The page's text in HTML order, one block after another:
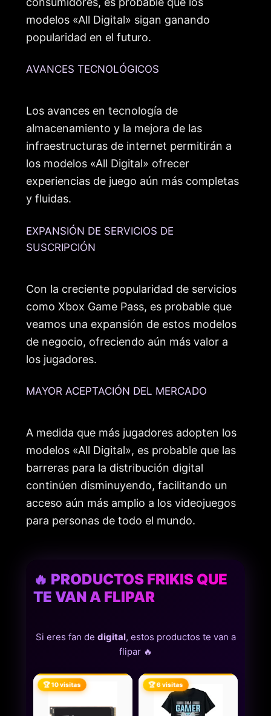
modelos «All Digital» sigan ganando
popularidad en el futuro.
AVANCES TECNOLÓGICOS
Los avances en tecnología de
almacenamiento y la mejora de las
infraestructuras de internet permitirán a
los modelos «All Digital» ofrecer
experiencias de juego aún más completas
y fluidas.
EXPANSIÓN DE SERVICIOS DE
SUSCRIPCIÓN
Con la creciente popularidad de servicios
como Xbox Game Pass, es probable que
veamos una expansión de estos modelos
de negocio, ofreciendo aún más valor a
los jugadores.
MAYOR ACEPTACIÓN DEL MERCADO
A medida que más jugadores adopten los
modelos «All Digital», es probable que las
barreras para la distribución digital
continúen disminuyendo, facilitando un
acceso aún más amplio a los videojuegos
para personas de todo el mundo.
🔥 PRODUCTOS FRIKIS QUE
TE VAN A FLIPAR
Si eres fan de digital, estos productos te van a
flipar 🔥
🏆 10 visitas 🏆 6 visitas